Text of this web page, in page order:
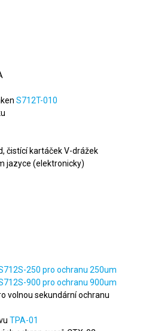
S712T-010
čistící kartáček V-drážek
jazyce (elektronicky)
250 pro ochranu 250um
900 pro ochranu 900um
volnou sekundární ochranu
TPA-01